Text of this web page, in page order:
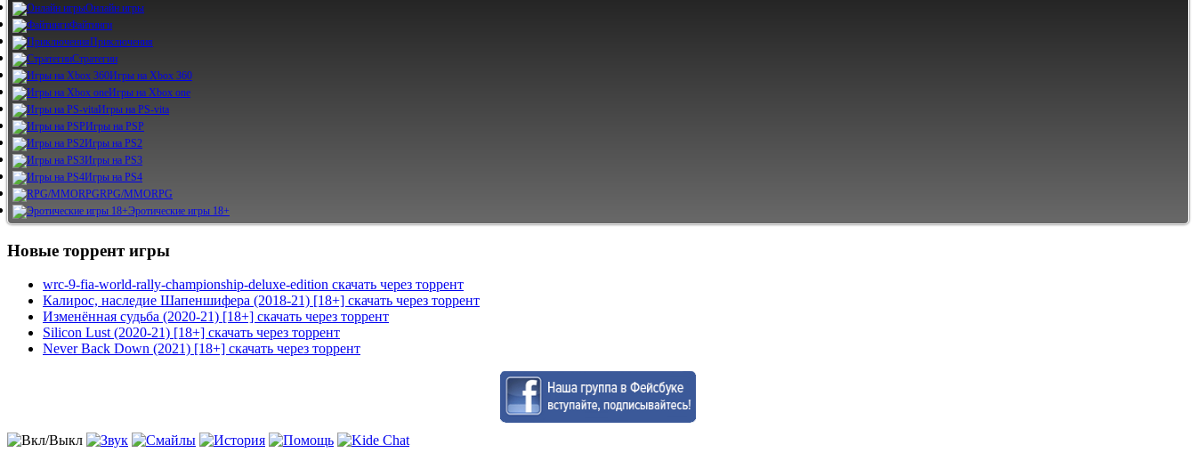
Онлайн игры
Файтинги
Приключения
Стратегии
Игры на Xbox 360
Игры на Xbox one
Игры на PS-vita
Игры на PSP
Игры на PS2
Игры на PS3
Игры на PS4
RPG/MMORPG
Эротические игры 18+
Новые торрент игры
wrc-9-fia-world-rally-championship-deluxe-edition скачать через торрент
Калирос, наследие Шапеншифера (2018-21) [18+] скачать через торрент
Изменённая судьба (2020-21) [18+] скачать через торрент
Silicon Lust (2020-21) [18+] скачать через торрент
Never Back Down (2021) [18+] скачать через торрент